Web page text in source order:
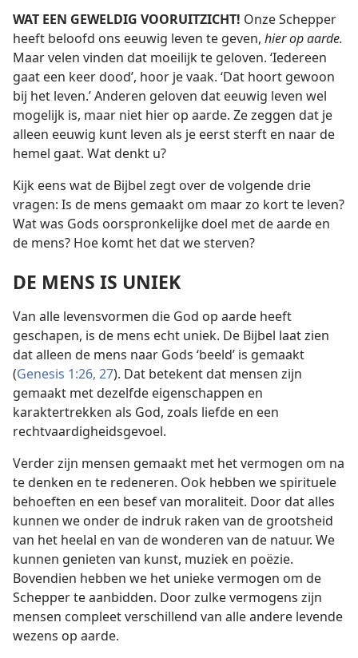
WAT EEN GEWELDIG VOORUITZICHT! Onze Schepper
heeft beloofd ons eeuwig leven te geven, hier op aarde.
Maar velen vinden dat moeilijk te geloven. ‘Iedereen
gaat een keer dood’, hoor je vaak. ‘Dat hoort gewoon
bij het leven.’ Anderen geloven dat eeuwig leven wel
mogelijk is, maar niet hier op aarde. Ze zeggen dat je
alleen eeuwig kunt leven als je eerst sterft en naar de
hemel gaat. Wat denkt u?
Kijk eens wat de Bijbel zegt over de volgende drie
vragen: Is de mens gemaakt om maar zo kort te leven?
Wat was Gods oorspronkelijke doel met de aarde en
de mens? Hoe komt het dat we sterven?
DE MENS IS UNIEK
Van alle levensvormen die God op aarde heeft
geschapen, is de mens echt uniek. De Bijbel laat zien
dat alleen de mens naar Gods ‘beeld’ is gemaakt
(Genesis 1:26, 27). Dat betekent dat mensen zijn
gemaakt met dezelfde eigenschappen en
karaktertrekken als God, zoals liefde en een
rechtvaardigheidsgevoel.
Verder zijn mensen gemaakt met het vermogen om na
te denken en te redeneren. Ook hebben we spirituele
behoeften en een besef van moraliteit. Door dat alles
kunnen we onder de indruk raken van de grootsheid
van het heelal en van de wonderen van de natuur. We
kunnen genieten van kunst, muziek en poëzie.
Bovendien hebben we het unieke vermogen om de
Schepper te aanbidden. Door zulke vermogens zijn
mensen compleet verschillend van alle andere levende
wezens op aarde.